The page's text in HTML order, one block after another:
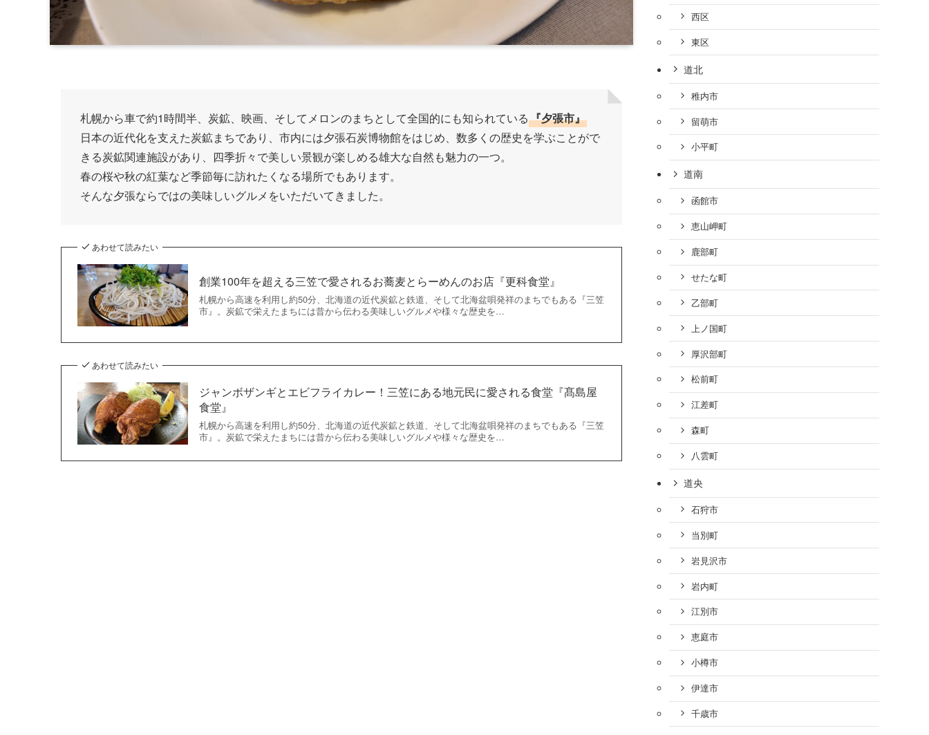
札幌から車で約1時間半、炭鉱、映画、そしてメロンのまちとして全国的にも知られている『夕張市』
日本の近代化を支えた炭鉱まちであり、市内には夕張石炭博物館をはじめ、数多くの歴史を学ぶことがで
きる炭鉱関連施設があり、四季折々で美しい景観が楽しめる雄大な自然も魅力の一つ。
春の桜や秋の紅葉など季節毎に訪れたくなる場所でもあります。
そんな夕張ならではの美味しいグルメをいただいてきました。
あわせて読みたい
創業100年を超える三笠で愛されるお蕎麦とらーめんのお店『更科食堂』
札幌から高速を利用し約50分、北海道の近代炭鉱と鉄道、そして北海盆唄発祥のまちでもある『三笠
市』。炭鉱で栄えたまちには昔から伝わる美味しいグルメや様々な歴史を…
あわせて読みたい
ジャンボザンギとエビフライカレー！三笠にある地元民に愛される食堂『髙島屋
食堂』
札幌から高速を利用し約50分、北海道の近代炭鉱と鉄道、そして北海盆唄発祥のまちでもある『三笠
市』。炭鉱で栄えたまちには昔から伝わる美味しいグルメや様々な歴史を…
西区
東区
道北
稚内市
留萌市
小平町
道南
函館市
恵山岬町
鹿部町
せたな町
乙部町
上ノ国町
厚沢部町
松前町
江差町
森町
八雲町
道央
石狩市
当別町
岩見沢市
岩内町
江別市
恵庭市
小樽市
伊達市
千歳市